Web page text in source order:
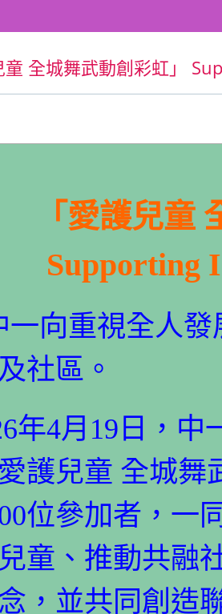
童 全城舞武動創彩虹」
「愛護兒童
Supporting
一向重視全人
社區。
年4月19日，
護兒童 全城舞
位參加者，一
童、推動共融
，並共同創造